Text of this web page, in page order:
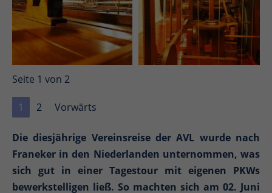
Seite 1 von 2
1 2 Vorwärts
Die diesjährige Vereinsreise der AVL wurde nach
Franeker in den Niederlanden unternommen, was
sich gut in einer Tagestour mit eigenen PKWs
bewerkstelligen ließ. So machten sich am 02. Juni